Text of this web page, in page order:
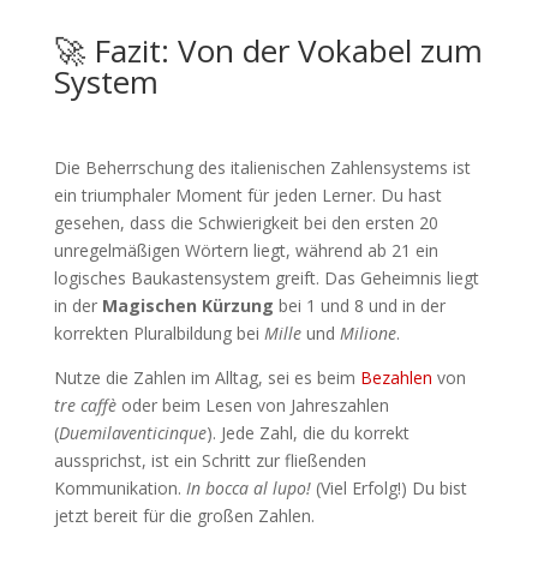
🚀 Fazit: Von der Vokabel zum
System
Die Beherrschung des italienischen Zahlensystems ist
ein triumphaler Moment für jeden Lerner. Du hast
gesehen, dass die Schwierigkeit bei den ersten 20
unregelmäßigen Wörtern liegt, während ab 21 ein
logisches Baukastensystem greift. Das Geheimnis liegt
in der Magischen Kürzung bei 1 und 8 und in der
korrekten Pluralbildung bei Milleund Milione.
Nutze die Zahlen im Alltag, sei es beim Bezahlen von
tre caffèoder beim Lesen von Jahreszahlen
(Duemilaventicinque). Jede Zahl, die du korrekt
aussprichst, ist ein Schritt zur fließenden
Kommunikation. In bocca al lupo!(Viel Erfolg!) Du bist
jetzt bereit für die großen Zahlen.